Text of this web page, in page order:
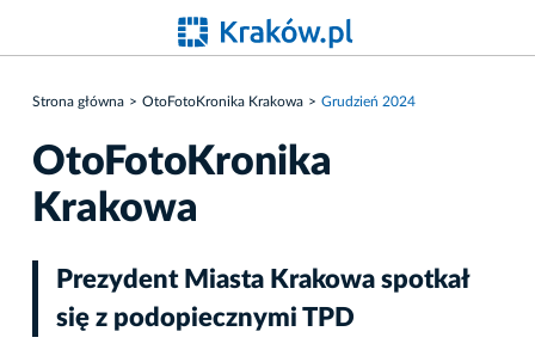
Strona główna OtoFotoKronika Krakowa Grudzień 2024
OtoFotoKronika
Krakowa
Prezydent Miasta Krakowa spotkał
się z podopiecznymi TPD